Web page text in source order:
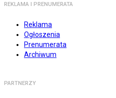
REKLAMA I PRENUMERATA
Reklama
Ogłoszenia
Prenumerata
Archiwum
PARTNERZY